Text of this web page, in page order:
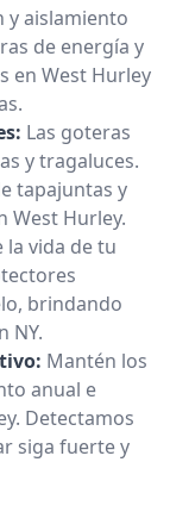
y aislamiento
de energía y
en West Hurley
Las goteras
y tragaluces.
tapajuntas y
West Hurley.
la vida de tu
brindando
NY.
Mantén los
anual e
Detectamos
siga fuerte y